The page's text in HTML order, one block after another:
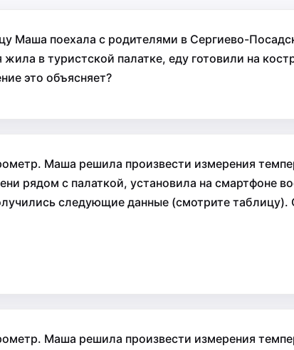
Маша поехала с родителями в Сергиево-
жила в туристской палатке, еду готовили на
это объясняет?
Маша решила произвести измерения
рядом с палаткой, установила на смартфоне
следующие данные (смотрите таблицу).
Маша решила произвести измерения